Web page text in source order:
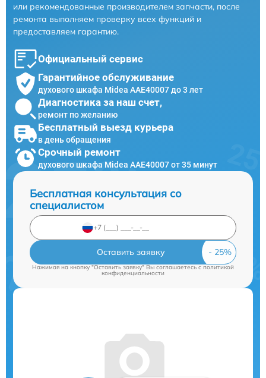
или рекомендованные производителем запчасти, после
ремонта выполняем проверку всех функций и
предоставляем гарантию.
Официальный сервис
Гарантийное обслуживание
духового шкафа Midea AAE40007 до 3 лет
Диагностика за наш счет,
ремонт по желанию
Бесплатный выезд курьера
в день обращения
Срочный ремонт
духового шкафа Midea AAE40007 от 35 минут
Бесплатная консультация со
специалистом
Оставить заявку
Нажимая на кнопку "Оставить заявку" Вы соглашаетесь cполитикой
конфиденциальности